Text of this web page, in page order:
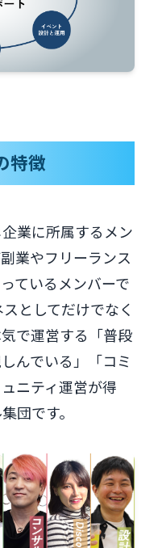
特徴
業に所属するメン
業やフリーランス
ているメンバーで
としてだけでなく
で運営する「普段
んでいる」「コミ
ニティ運営が得
団です。